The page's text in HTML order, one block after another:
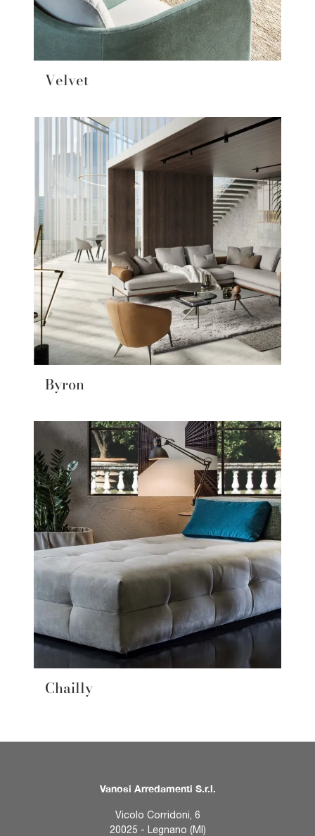
Velvet
Byron
Chailly
Vanosi Arredamenti S.r.l.
Vicolo Corridoni, 6
20025 - Legnano (MI)